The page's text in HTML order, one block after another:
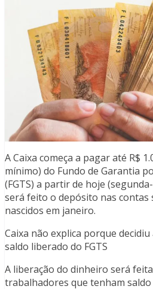
A Caixa começa a pagar até R$
mínimo) do Fundo de Garantia
(FGTS) a partir de hoje
será feito o depósito nas contas
nascidos em janeiro.
Caixa não explica porque
saldo liberado do FGTS
A liberação do dinheiro será
trabalhadores que tenham